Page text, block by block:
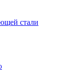
стали